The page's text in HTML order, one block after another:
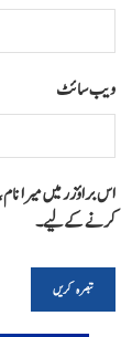
ویب‌ سائٹ
اس براؤزر میں میرا
کرنے کےلیے۔